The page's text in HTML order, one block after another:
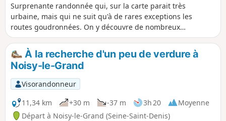
Surprenante randonnée qui, sur la carte parait très
urbaine, mais qui ne suit qu'à de rares exceptions les
routes goudronnées. On y découvre de nombreux
bâtiments remarquables, on passe d'espace vert en espace
vert, aménagés (le Croissant Vert) ou sauvages (la Haute-
Île), et on finit par une boucle aventureuse sur de bons
sentiers tracés dans d'anciennes carrières de gypse du
Mont Guichet, abandonnées depuis des décennies.
À la recherche d'un peu de verdure à
Noisy-le-Grand
Visorandonneur
11,34 km
+30 m -37 m 3h 20
Moyenne
Départ à Noisy-le-Grand (Seine-Saint-Denis)